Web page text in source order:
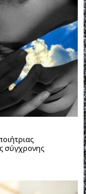
σύγχρονης